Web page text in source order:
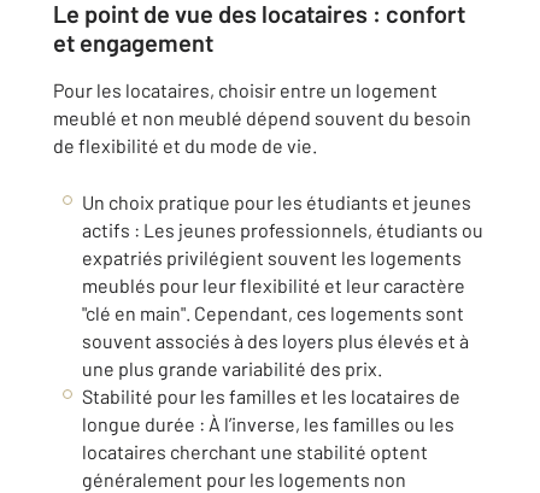
Le point de vue des locataires : confort
et engagement
Pour les locataires, choisir entre un logement
meublé et non meublé dépend souvent du besoin
de flexibilité et du mode de vie.
Un choix pratique pour les étudiants et jeunes
actifs : Les jeunes professionnels, étudiants ou
expatriés privilégient souvent les logements
meublés pour leur flexibilité et leur caractère
"clé en main". Cependant, ces logements sont
souvent associés à des loyers plus élevés et à
une plus grande variabilité des prix.
Stabilité pour les familles et les locataires de
longue durée : À l’inverse, les familles ou les
locataires cherchant une stabilité optent
généralement pour les logements non